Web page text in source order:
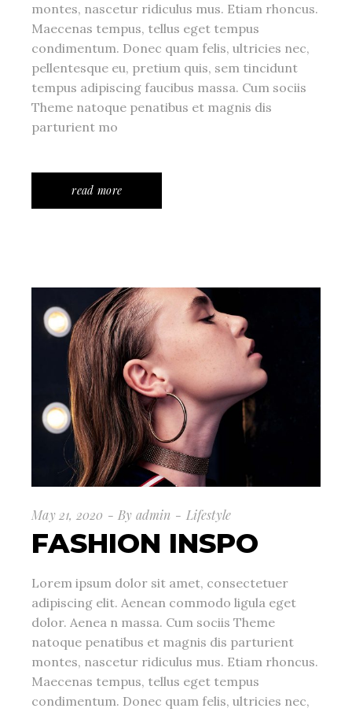
montes, nascetur ridiculus mus. Etiam rhoncus.
Maecenas tempus, tellus eget tempus
condimentum. Donec quam felis, ultricies nec,
pellentesque eu, pretium quis, sem tincidunt
tempus adipiscing faucibus massa. Cum sociis
Theme natoque penatibus et magnis dis
parturient mo
read more
May 21, 2020 By admin Lifestyle
FASHION INSPO
Lorem ipsum dolor sit amet, consectetuer
adipiscing elit. Aenean commodo ligula eget
dolor. Aenea n massa. Cum sociis Theme
natoque penatibus et magnis dis parturient
montes, nascetur ridiculus mus. Etiam rhoncus.
Maecenas tempus, tellus eget tempus
condimentum. Donec quam felis, ultricies nec,